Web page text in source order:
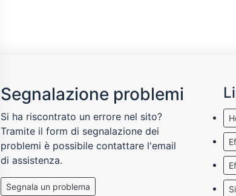
Segnalazione problemi
Si ha riscontrato un errore nel sito?
Tramite il form di segnalazione dei
problemi è possibile contattare l'email
di assistenza.
Segnala un problema